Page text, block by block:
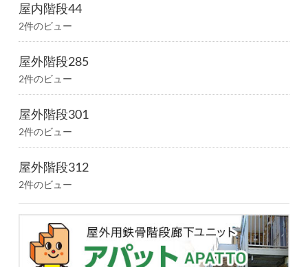
屋内階段44
2件のビュー
屋外階段285
2件のビュー
屋外階段301
2件のビュー
屋外階段312
2件のビュー